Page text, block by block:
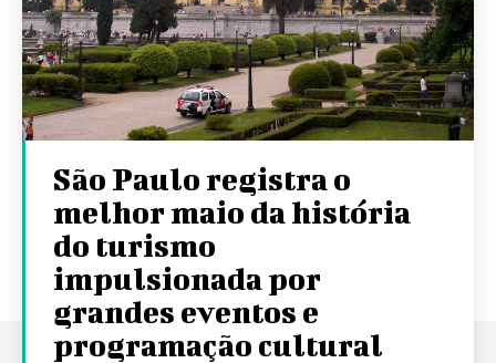
São Paulo registra o
melhor maio da história
do turismo
impulsionada por
grandes eventos e
programação cultural